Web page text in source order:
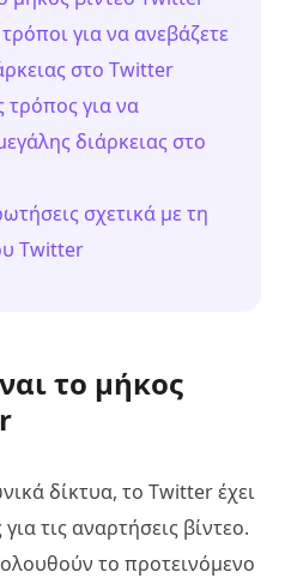
για να ανεβάζετε
στο Twitter
για να
διάρκειας στο
σχετικά με τη
Twitter
το μήκος
δίκτυα, το Twitter έχει
τις αναρτήσεις βίντεο.
το προτεινόμενο